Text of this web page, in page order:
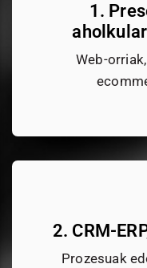
1.
Web-
2. CRM-
Prozesuak